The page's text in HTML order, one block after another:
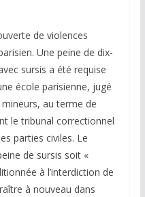
de violences
Une peine de dix-
sursis a été requise
école parisienne, jugé
au terme de
le tribunal correctionnel
parties civiles. Le
de sursis soit «
à l’interdiction de
à nouveau dans